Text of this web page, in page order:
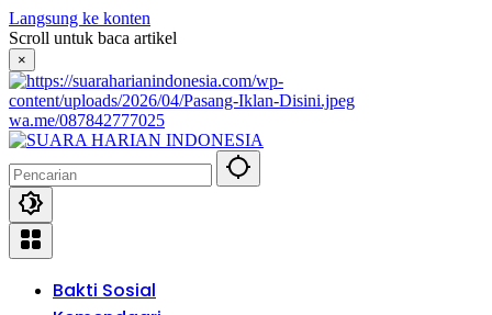
Langsung ke konten
Scroll untuk baca artikel
×
wa.me/087842777025
Bakti Sosial